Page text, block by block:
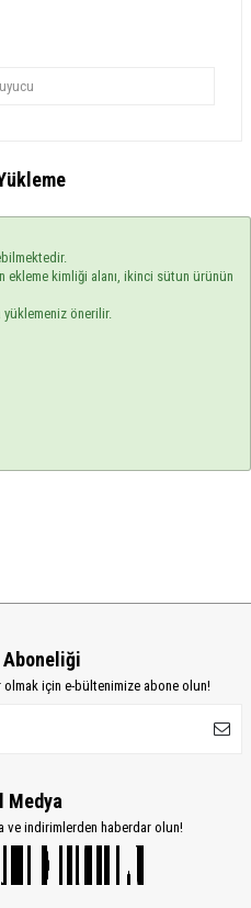
ekleme kimliği alanı, ikinci sütun ürünün
yüklemeniz önerilir.
Aboneliği
için e-bültenimize abone olun!
Medya
ve indirimlerden haberdar olun!